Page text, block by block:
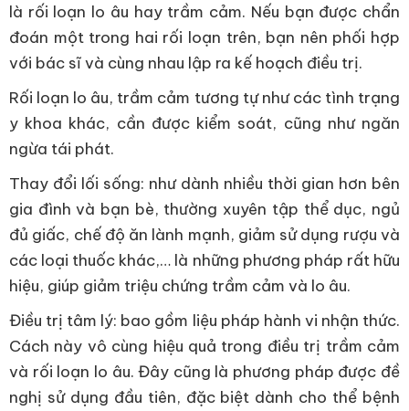
là rối loạn lo âu hay trầm cảm. Nếu bạn được chẩn
đoán một trong hai rối loạn trên, bạn nên phối hợp
với bác sĩ và cùng nhau lập ra kế hoạch điều trị.
Rối loạn lo âu, trầm cảm tương tự như các tình trạng
y khoa khác, cần được kiểm soát, cũng như ngăn
ngừa tái phát.
Thay đổi lối sống: như dành nhiều thời gian hơn bên
gia đình và bạn bè, thường xuyên tập thể dục, ngủ
đủ giấc, chế độ ăn lành mạnh, giảm sử dụng rượu và
các loại thuốc khác,… là những phương pháp rất hữu
hiệu, giúp giảm triệu chứng trầm cảm và lo âu.
Điều trị tâm lý: bao gồm liệu pháp hành vi nhận thức.
Cách này vô cùng hiệu quả trong điều trị trầm cảm
và rối loạn lo âu. Đây cũng là phương pháp được đề
nghị sử dụng đầu tiên, đặc biệt dành cho thể bệnh